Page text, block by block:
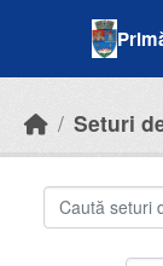
Seturi